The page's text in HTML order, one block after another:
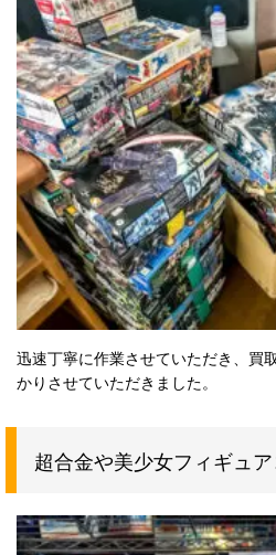
迅速丁寧に作業させていただき、買
かりさせていただきました。
超合金や美少女フィギュ